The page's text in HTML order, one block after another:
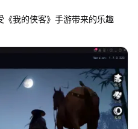
《我的侠客》手游带来的乐趣